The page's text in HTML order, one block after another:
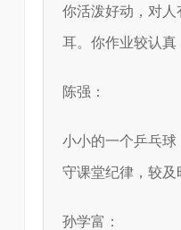
你活泼好动，对
耳。你作业较认真
陈强：
小小的一个乒乓
守课堂纪律，较及
孙学富：